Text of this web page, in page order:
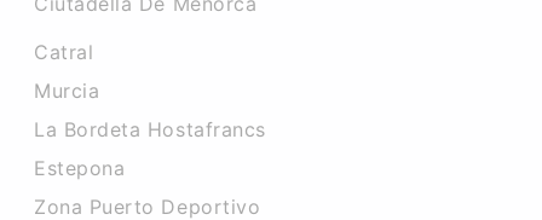
Catral
Murcia
La Bordeta Hostafrancs
Estepona
Zona Puerto Deportivo